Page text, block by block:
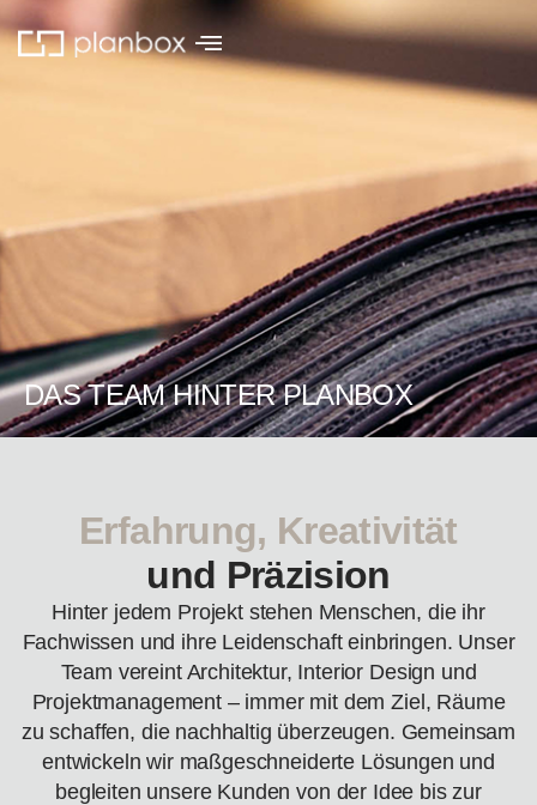
DAS TEAM HINTER PLANBOX
Erfahrung, Kreativität
und Präzision
Hinter jedem Projekt stehen Menschen, die ihr
Fachwissen und ihre Leidenschaft einbringen. Unser
Team vereint Architektur, Interior Design und
Projektmanagement – immer mit dem Ziel, Räume
zu schaffen, die nachhaltig überzeugen. Gemeinsam
entwickeln wir maßgeschneiderte Lösungen und
begleiten unsere Kunden von der Idee bis zur